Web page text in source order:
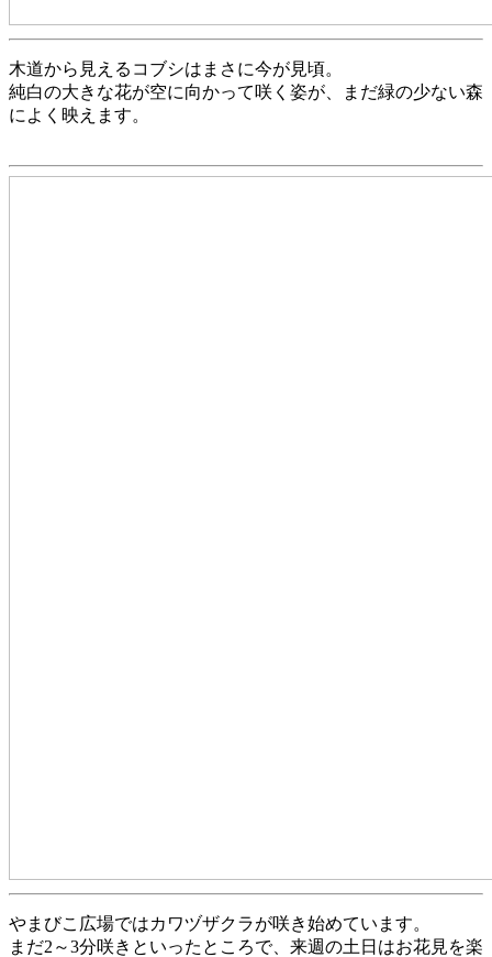
木道から見えるコブシはまさに今が見頃。
純白の大きな花が空に向かって咲く姿が、まだ緑の少ない森
によく映えます。
やまびこ広場ではカワヅザクラが咲き始めています。
まだ2～3分咲きといったところで、来週の土日はお花見を楽